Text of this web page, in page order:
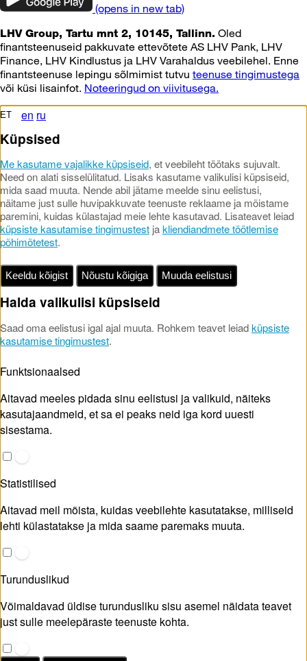
(opens in new tab)
LHV Group, Tartu mnt 2, 10145, Tallinn. Oled
finantsteenuseid pakkuvate ettevõtete AS LHV Pank, LHV
Finance, LHV Kindlustus ja LHV Varahaldus veebilehel. Enne
finantsteenuse lepingu sõlmimist tutvu teenuse tingimustega
või küsi lisainfot. Noteeringud on viivitusega.
ET en ru
Küpsised
Me kasutame vajalikke küpsiseid, et veebileht töötaks sujuvalt.
Need on alati sisselülitatud. Lisaks kasutame valikulisi küpsiseid,
mida saad muuta. Nende abil jätame meelde sinu eelistusi,
näitame just sulle huvipakkuvate teenuste reklaame ja mõistame
paremini, kuidas külastajad meie lehte kasutavad. Lisateavet leiad
küpsiste kasutamise tingimustest jakliendiandmete töötlemise
põhimõtetest.
Keeldu kõigist Nõustu kõigiga Muuda eelistusi
Halda valikulisi küpsiseid
Saad oma eelistusi igal ajal muuta. Rohkem teavet leiadküpsiste
kasutamise tingimustest.
Funktsionaalsed
Aitavad meeles pidada sinu eelistusi ja valikuid, näiteks
kasutajaandmeid, et sa ei peaks neid iga kord uuesti
sisestama.
Statistilised
Aitavad meil mõista, kuidas veebilehte kasutatakse, milliseid
lehti külastatakse ja mida saame paremaks muuta.
Turunduslikud
Võimaldavad üldise turundusliku sisu asemel näidata teavet
just sulle meelepäraste teenuste kohta.